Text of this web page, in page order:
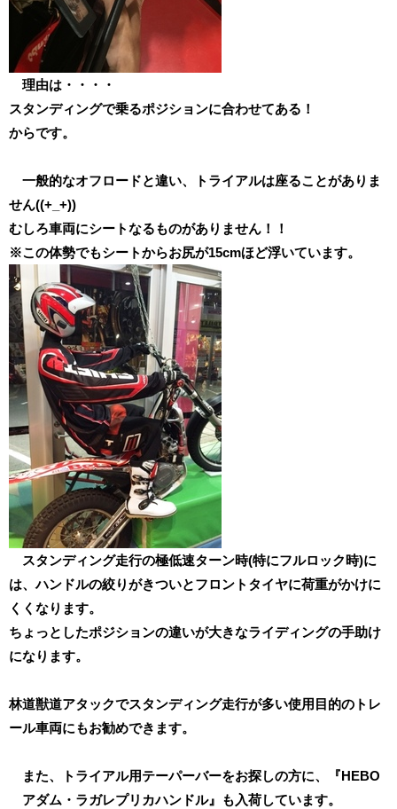
理由は・・・・
スタンディングで乗るポジションに合わせてある！
からです。
一般的なオフロードと違い、トライアルは座ることがありま
せん((+_+))
むしろ車両にシートなるものがありません！！
※この体勢でもシートからお尻が15cmほど浮いています。
スタンディング走行の極低速ターン時(特にフルロック時)に
は、ハンドルの絞りがきついとフロントタイヤに荷重がかけに
くくなります。
ちょっとしたポジションの違いが大きなライディングの手助け
になります。
林道獣道アタックでスタンディング走行が多い使用目的のトレ
ール車両にもお勧めできます。
また、トライアル用テーパーバーをお探しの方に、『HEBO
アダム・ラガレプリカハンドル』も入荷しています。